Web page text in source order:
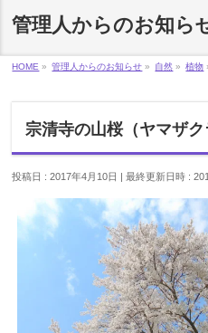
管理人からのお知ら
HOME » 管理人からのお知らせ » 自然 » 植物
宗清寺の山桜（ヤマザク
投稿日 : 2017年4月10日 最終更新日時 :